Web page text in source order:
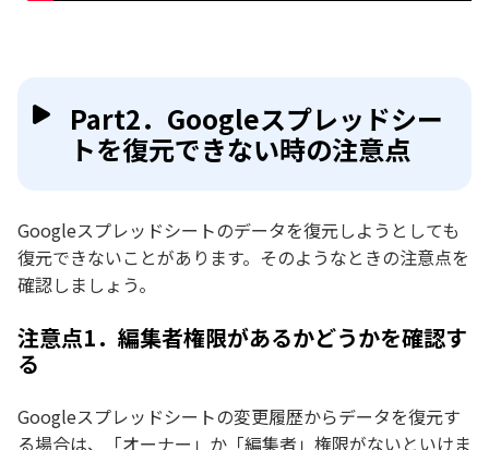
Part2．Googleスプレッドシー
トを復元できない時の注意点
Googleスプレッドシートのデータを復元しようとしても
復元できないことがあります。そのようなときの注意点を
確認しましょう。
注意点1．編集者権限があるかどうかを確認す
る
Googleスプレッドシートの変更履歴からデータを復元す
る場合は、「オーナー」か「編集者」権限がないといけま